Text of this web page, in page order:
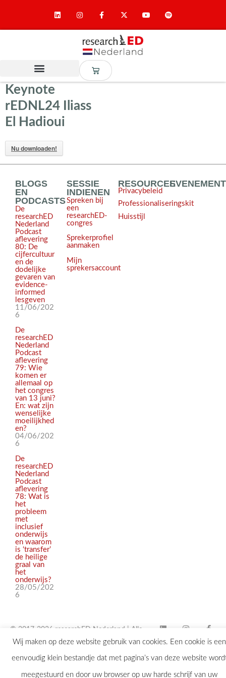
Keynote
rEDNL24 Iliass
El Hadioui
Nu downloaden!
BLOGS
EN
PODCASTS
De
researchED
Nederland
Podcast
aflevering
80: De
cijfercultuur
en de
dodelijke
gevaren van
evidence-
informed
lesgeven
11/06/202
6
De
researchED
Nederland
Podcast
aflevering
79: Wie
komen er
allemaal op
het congres
van 13 juni?
En: wat zijn
wenselijke
moeilijkhed
en?
04/06/202
6
De
researchED
Nederland
Podcast
aflevering
78: Wat is
het
probleem
met
inclusief
onderwijs
en waarom
is ‘transfer’
de heilige
graal van
het
onderwijs?
28/05/202
6
SESSIE
INDIENEN
Spreken bij
een
researchED-
congres
Sprekerprofiel
aanmaken
Mijn
sprekersaccount
RESOURCES
Privacybeleid
Professionaliseringskit
Huisstijl
© 2017-2026 researchED Nederland | Alle
rechten voorbehouden |
contact@researchED.eu
Wij maken op deze website gebruik van cookies. Een cookie is een
eenvoudig klein bestandje dat met pagina’s van deze website
meegestuurd en door uw browser op uw harde schrijf van uw